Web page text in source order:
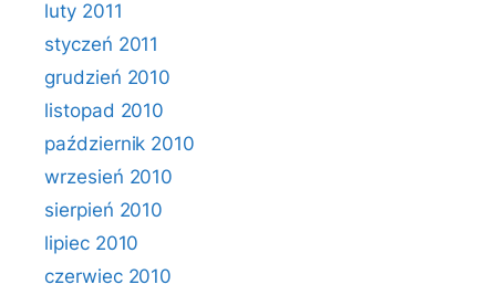
luty 2011
styczeń 2011
grudzień 2010
listopad 2010
październik 2010
wrzesień 2010
sierpień 2010
lipiec 2010
czerwiec 2010